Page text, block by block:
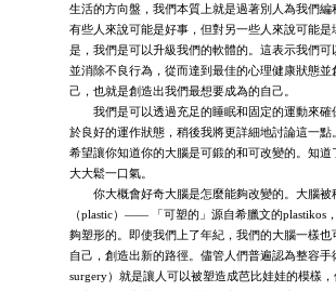
生活的方向盤，我們本質上就是過著別人為我們編
有些人來說可能是好事，但對另一些人來說可能是
是，我們是可以升級我們的軟體的。這表示我們可
並消除不良行為，從而達到最佳的心理健康狀態並
己，也就是創造出我們最想要成為的自己。
我們是可以透過充足的睡眠和固定的運動來確
於良好的運作狀態，稍後我將更詳細地討論這一點
希望讓你知道你的大腦是可鍛的和可改變的。知道
大大鬆一口氣。
你大概會好奇大腦是怎麼能夠改變的。大腦被
（plastic）—— 「可塑的」源自希臘文的plastikos
夠塑形的。即使我們上了年紀，我們的大腦一樣也
自己，創造出新的路徑。儘管人們普遍認為整容手
surgery）就是讓人可以被塑造成芭比娃娃的模樣